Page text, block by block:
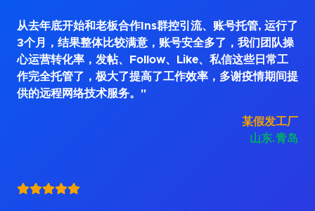
从去年底开始和老板合作Ins群控引流、账号托管, 运行了
3个月，结果整体比较满意，账号安全多了，我们团队操
心运营转化率，发帖、Follow、Like、私信这些日常工
作完全托管了，极大了提高了工作效率，多谢疫情期间提
供的远程网络技术服务。"
某假发工厂
山东.青岛